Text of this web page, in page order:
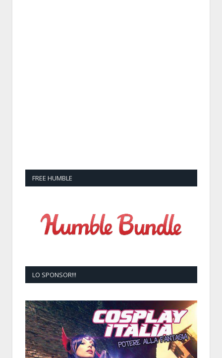
FREE HUMBLE
LO SPONSOR!!!